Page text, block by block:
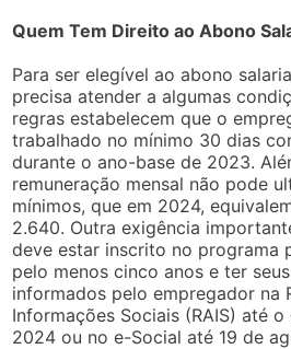
Quem Tem Direito ao Abono
Para ser elegível ao abono
precisa atender a algumas
regras estabelecem que o
trabalhado no mínimo 30 dias
durante o ano-base de 2023.
remuneração mensal não pode
mínimos, que em 2024,
2.640. Outra exigência
deve estar inscrito no programa
pelo menos cinco anos e ter
informados pelo empregador na
Informações Sociais (RAIS) até
2024 ou no e-Social até 19 de